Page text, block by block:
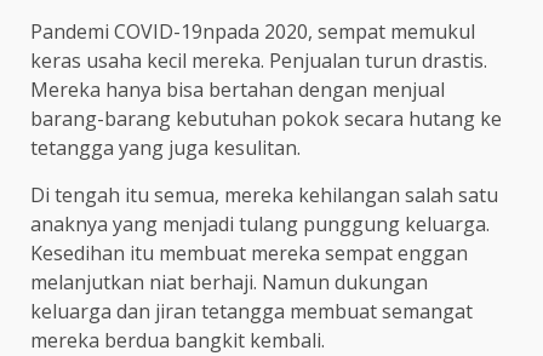
Pandemi COVID-19npada 2020, sempat memukul
keras usaha kecil mereka. Penjualan turun drastis.
Mereka hanya bisa bertahan dengan menjual
barang-barang kebutuhan pokok secara hutang ke
tetangga yang juga kesulitan.
Di tengah itu semua, mereka kehilangan salah satu
anaknya yang menjadi tulang punggung keluarga.
Kesedihan itu membuat mereka sempat enggan
melanjutkan niat berhaji. Namun dukungan
keluarga dan jiran tetangga membuat semangat
mereka berdua bangkit kembali.